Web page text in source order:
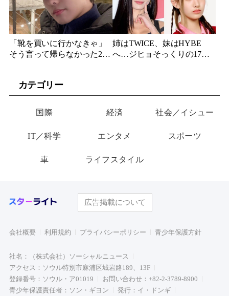
「靴を買いに行かなきゃ」
そう言って帰らなかった24
り物”
姉はTWICE、妹はHYBE
へ…ジヒョそっくりの17歳
カテゴリー
国際 経済 社会／イシュー
IT／科学 エンタメ スポーツ
車 ライフスタイル
広告掲載について
会社概要 利用規約 プライバシーポリシー 青少年保護方針
社名：（株式会社）ソーシャルニュース
アクセス：ソウル特別市麻浦区城岩路189、13F
登録番号：ソウル・ア01019
お問い合わせ：+82-2-3789-8900
青少年保護責任者：ソン・ギヨン
発行：イ・ドンギ